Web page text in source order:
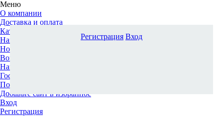
Меню
О компании
Доставка и оплата
Каталог
Наши офисы
Новости и новинки
Вопрос-ответ
Наша команда
Гос. заказчикам
Поставщикам
Добавьте сайт в избранное
Вход
Регистрация
Регистрация Вход